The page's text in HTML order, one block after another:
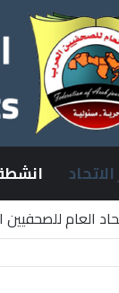
الاتحاد
العام